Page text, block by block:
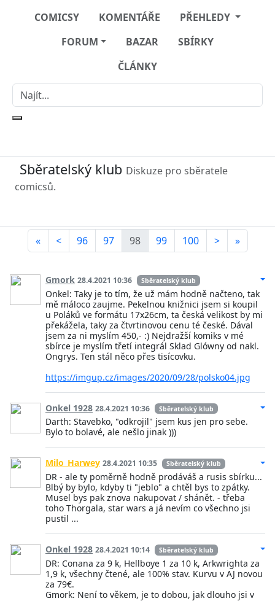
COMICSY KOMENTÁŘE
PŘEHLEDY
FORUM
BAZAR
SBÍRKY
ČLÁNKY
Sběratelský klub Diskuze pro sběratele
comicsů.
« < 96 97 98 99 100 > »
Gmork 28.4.2021 10:36 Sběratelský klub
Onkel: Taky je to tím, že už mám hodně načteno, tak
mě máloco zaujme. Pekelnou knižnici jsem si koupil
u Poláků ve formátu 17x26cm, ta česká velikost by mi
překážela, taky za čtvrtinovou cenu té české. Dával
jsem za ni myslím 450,- :) Nejdražší komiks v mé
sbírce je myslím třetí integrál Sklad Glówny od nakl.
Ongrys. Ten stál něco přes tisícovku.
https://imgup.cz/images/2020/09/28/polsko04.jpg
Onkel 1928 28.4.2021 10:36 Sběratelský klub
Darth: Stavebko, "odkrojil" jsem kus jen pro sebe.
Bylo to bolavé, ale nešlo jinak )))
Milo_Harwey 28.4.2021 10:35 Sběratelský klub
DR - ale ty poměrně hodně prodáváš a rusis sbírku...
Blbý by bylo, kdyby ti "jeblo" a chtěl bys to zpátky.
Musel bys pak znova nakupovat / shánět. - třeba
toho Thorgala, star wars a já nevím co všechno jsi
pustil ...
Onkel 1928 28.4.2021 10:14 Sběratelský klub
DR: Conana za 9 k, Hellboye 1 za 10 k, Arkwrighta za
1,9 k, všechny čtené, ale 100% stav. Kurvu v AJ novou
za 79€.
Gmork: Není to věkem, je to dobou, jak dlouho jsi v